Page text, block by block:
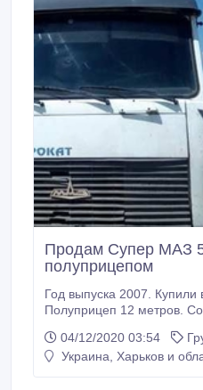
Продам Супер МАЗ
полуприцепом
Год выпуска 2007. Купили в 2008 г. Один хозяин.
Полуприцеп 12 метров. Состояние - нормальное.
по ул. Велозаводской. Полуприцеп бортовой - 12
метров. Авто использовалось для перевозки
04/12/2020 03:54
Украина, Харьков и